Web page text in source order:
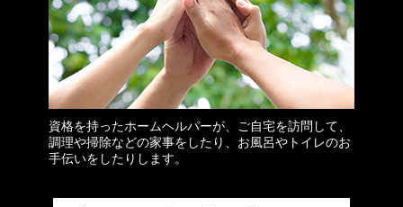
資格を持ったホームヘルパーが、ご自宅を訪問して、
調理や掃除などの家事をしたり、お風呂やトイレのお
手伝いをしたりします。